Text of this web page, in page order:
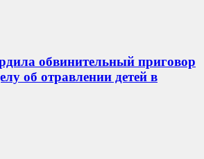
обвинительный приговор
об отравлении детей в